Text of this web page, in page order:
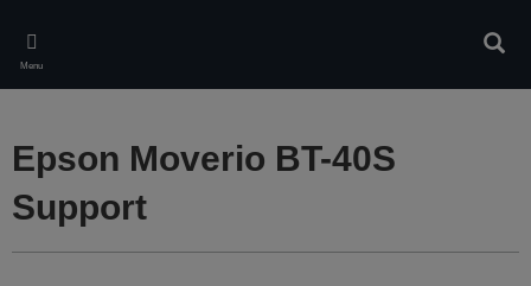
main
content
Menu
Epson Moverio BT-40S
Support